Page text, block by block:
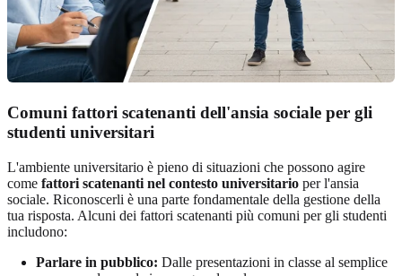
Comuni fattori scatenanti dell'ansia sociale per gli
studenti universitari
L'ambiente universitario è pieno di situazioni che possono agire
come fattori scatenanti nel contesto universitario per l'ansia
sociale. Riconoscerli è una parte fondamentale della gestione della
tua risposta. Alcuni dei fattori scatenanti più comuni per gli studenti
includono:
Parlare in pubblico: Dalle presentazioni in classe al semplice